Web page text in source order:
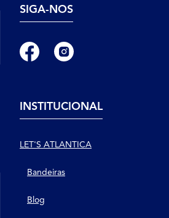
SIGA-NOS
INSTITUCIONAL
LET'S ATLANTICA
Bandeiras
Blog